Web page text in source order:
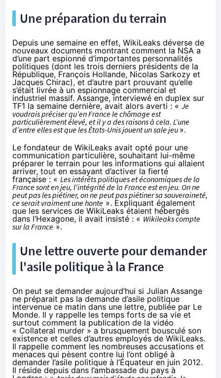
Une préparation du terrain
Depuis une semaine en effet, WikiLeaks déverse de
nouveaux documents montrant comment la NSA a
d’une part espionné d’importantes personnalités
politiques (dont les trois derniers présidents de la
République, François Hollande, Nicolas Sarkozy et
Jacques Chirac), et d’autre part prouvant qu’elle
s’était livrée à un espionnage commercial et
industriel massif. Assange, interviewé en duplex sur
TF1 la semaine dernière, avait alors averti : « Je
voudrais préciser qu’en France le chômage est
particulièrement élevé, et il y a des raisons à cela. L’une
d’entre elles est que les États-Unis jouent un sale jeu ».
Le fondateur de WikiLeaks avait opté pour une
communication particulière, souhaitant lui-même
préparer le terrain pour les informations qui allaient
arriver, tout en essayant d’activer la fierté
française : « Les intérêts politiques et économiques de la
France sont en jeu, l'intégrité de la France est en jeu. On ne
peut pas les piétiner, on ne peut pas piétiner sa souveraineté,
ce serait vraiment une honte ». Expliquant également
que les services de WikiLeaks étaient hébergés
dans l’Hexagone, il avait insisté : « Wikileaks compte
sur la France ».
Une lettre ouverte pour demander
l'asile politique à la France
On peut se demander aujourd’hui si Julian Assange
ne préparait pas la demande d’asile politique
intervenue ce matin dans une lettre, publiée par Le
Monde. Il y rappelle les temps forts de sa vie et
surtout comment la publication de la vidéo
« Collateral murder » a brusquement bousculé son
existence et celles d’autres employés de WikiLeaks.
Il rappelle comment les nombreuses accusations et
menaces qui pèsent contre lui l’ont obligé à
demander l’asile politique à l’Équateur en juin 2012.
Il réside depuis dans l’ambassade du pays à